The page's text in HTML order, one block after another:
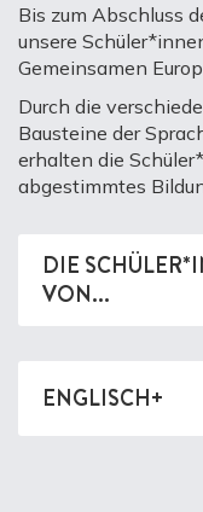
Bis zum Abschluss
unsere
Gemeinsamen
Durch die
Bausteine der
erhalten die
abgestimmtes
DIE
VON...
ENGLISCH+